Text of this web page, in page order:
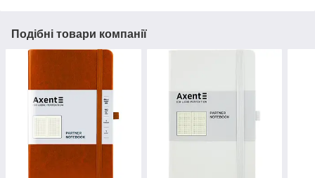
Подібні товари компанії